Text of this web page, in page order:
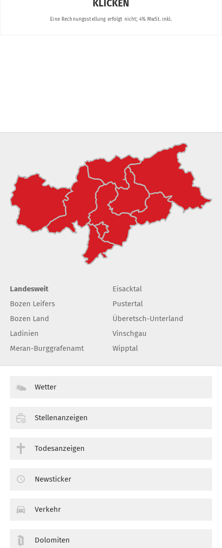
Landesweit
Bozen Leifers
Bozen Land
Ladinien
Meran-Burggrafenamt
Eisacktal
Pustertal
Überetsch-Unterland
Vinschgau
Wipptal
Wetter
Stellenanzeigen
Todesanzeigen
Newsticker
Verkehr
Dolomiten